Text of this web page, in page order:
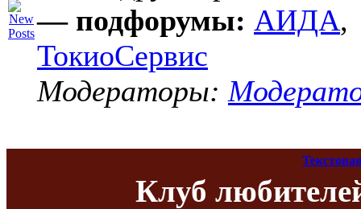
— подфорумы: АИДА,
ТокиоСервис
Модераторы:
Клуб